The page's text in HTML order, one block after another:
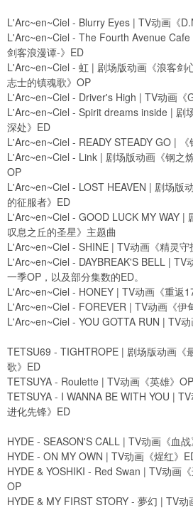
L'Arc~en~Ciel - Blurry Eyes | TV动画《
L'Arc~en~Ciel - The Fourth Avenue
剑客浪漫谭-》ED
L'Arc~en~Ciel - 虹 | 剧场版动画《浪客剑
志士的镇魂歌》OP
L'Arc~en~Ciel - Driver's High | TV动画《
L'Arc~en~Ciel - Spirit dreams inside | 剧
深处》ED
L'Arc~en~Ciel - READY STEADY GO |
L'Arc~en~Ciel - Link | 剧场版动画《钢之
OP
L'Arc~en~Ciel - LOST HEAVEN | 剧场版
的征服者》ED
L'Arc~en~Ciel - GOOD LUCK MY WAY |
叹息之丘的圣星》主题曲
L'Arc~en~Ciel - SHINE | TV动画《精灵守
L'Arc~en~Ciel - DAYBREAK'S BELL | TV
一季OP，以及部分集数的ED。
L'Arc~en~Ciel - HONEY | TV动画《重返
L'Arc~en~Ciel - FOREVER | TV动画《伊
L'Arc~en~Ciel - YOU GOTTA RUN | TV
TETSU69 - TIGHTROPE | 剧场版动画《
歌》ED
TETSUYA - Roulette | TV动画《英雄》OP
TETSUYA - I WANNA BE WITH YOU |
进化先锋》ED
HYDE - SEASON'S CALL | TV动画《血
HYDE - ON MY OWN | TV动画《煋红》
HYDE & YOSHIKI - Red Swan | TV动画
OP
HYDE & MY FIRST STORY - 夢幻 | TV